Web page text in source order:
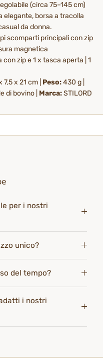
(circa 75–145 cm)
elegante, borsa a tracolla
da donna.
scomparti principali con zip
magnetica
zip e 1 x tasca aperta | 1
x 21 cm | Peso:430 g |
di bovino | Marca:STILORD
per i nostri
unico?
del tempo?
i nostri